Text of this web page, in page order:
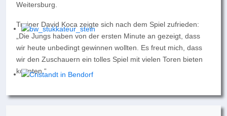
Weitersburg.
Trainer David Koca zeigte sich nach dem Spiel zufrieden:
„Die Jungs haben von der ersten Minute an gezeigt, dass
wir heute unbedingt gewinnen wollten. Es freut mich, dass
wir den Zuschauern ein tolles Spiel mit vielen Toren bieten
konnten.“